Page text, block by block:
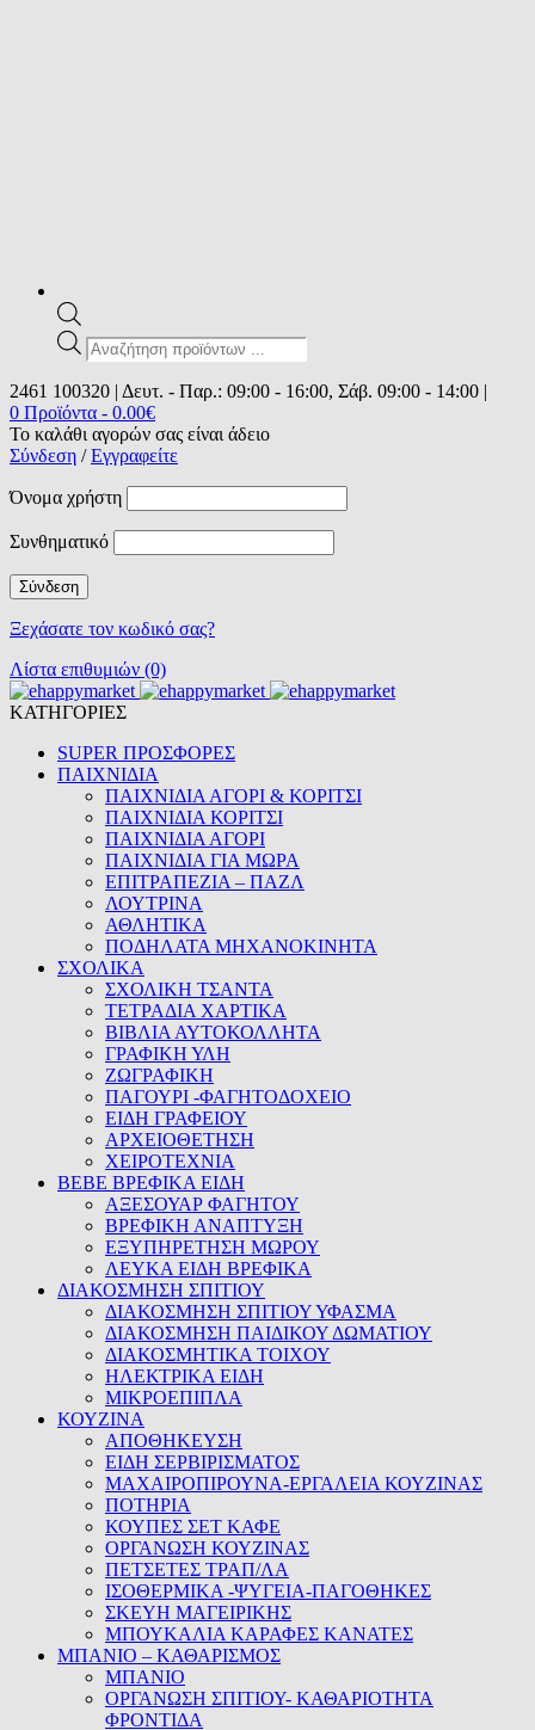
Products
search
2461 100320 | Δευτ. - Παρ.: 09:00 - 16:00, Σάβ. 09:00 - 14:00 |
0 Προϊόντα - 0.00€
Το καλάθι αγορών σας είναι άδειο
Σύνδεση /Εγγραφείτε
Όνομα χρήστη
Συνθηματικό
Ξεχάσατε τον κωδικό σας?
Λίστα επιθυμιών (0)
ΚΑΤΗΓΟΡΙΕΣ
SUPER ΠΡΟΣΦΟΡΕΣ
ΠΑΙΧΝΙΔΙΑ
ΠΑΙΧΝΙΔΙΑ ΑΓΟΡΙ & ΚΟΡΙΤΣΙ
ΠΑΙΧΝΙΔΙΑ ΚΟΡΙΤΣΙ
ΠΑΙΧΝΙΔΙΑ ΑΓΟΡΙ
ΠΑΙΧΝΙΔΙΑ ΓΙΑ ΜΩΡΑ
ΕΠΙΤΡΑΠΕΖΙΑ – ΠΑΖΛ
ΛΟΥΤΡΙΝΑ
ΑΘΛΗΤΙΚΑ
ΠΟΔΗΛΑΤΑ ΜΗΧΑΝΟΚΙΝΗΤΑ
ΣΧΟΛΙΚΑ
ΣΧΟΛΙΚΗ ΤΣΑΝΤΑ
ΤΕΤΡΑΔΙΑ ΧΑΡΤΙΚΑ
ΒΙΒΛΙΑ ΑΥΤΟΚΟΛΛΗΤΑ
ΓΡΑΦΙΚΗ ΥΛΗ
ΖΩΓΡΑΦΙΚΗ
ΠΑΓΟΥΡΙ -ΦΑΓΗΤΟΔΟΧΕΙΟ
ΕΙΔΗ ΓΡΑΦΕΙΟΥ
ΑΡΧΕΙΟΘΕΤΗΣΗ
ΧΕΙΡΟΤΕΧΝΙΑ
BEBE ΒΡΕΦΙΚΑ ΕΙΔΗ
ΑΞΕΣΟΥΑΡ ΦΑΓΗΤΟΥ
ΒΡΕΦΙΚΗ ΑΝΑΠΤΥΞΗ
ΕΞΥΠΗΡΕΤΗΣΗ ΜΩΡΟΥ
ΛΕΥΚΑ ΕΙΔΗ ΒΡΕΦΙΚΑ
ΔΙΑΚΟΣΜΗΣΗ ΣΠΙΤΙΟΥ
ΔΙΑΚΟΣΜΗΣΗ ΣΠΙΤΙΟΥ ΥΦΑΣΜΑ
ΔΙΑΚΟΣΜΗΣΗ ΠΑΙΔΙΚΟΥ ΔΩΜΑΤΙΟΥ
ΔΙΑΚΟΣΜΗΤΙΚΑ ΤΟΙΧΟΥ
ΗΛΕΚΤΡΙΚΑ ΕΙΔΗ
ΜΙΚΡΟΕΠΙΠΛΑ
ΚΟΥΖΙΝΑ
ΑΠΟΘΗΚΕΥΣΗ
ΕΙΔΗ ΣΕΡΒΙΡΙΣΜΑΤΟΣ
ΜΑΧΑΙΡΟΠΙΡΟΥΝΑ-ΕΡΓΑΛΕΙΑ ΚΟΥΖΙΝΑΣ
ΠΟΤΗΡΙΑ
ΚΟΥΠΕΣ ΣΕΤ ΚΑΦΕ
ΟΡΓΑΝΩΣΗ ΚΟΥΖΙΝΑΣ
ΠΕΤΣΕΤΕΣ ΤΡΑΠ/ΛΑ
ΙΣΟΘΕΡΜΙΚΑ -ΨΥΓΕΙΑ-ΠΑΓΟΘΗΚΕΣ
ΣΚΕΥΗ ΜΑΓΕΙΡΙΚΗΣ
ΜΠΟΥΚΑΛΙΑ ΚΑΡΑΦΕΣ ΚΑΝΑΤΕΣ
ΜΠΑΝΙΟ – ΚΑΘΑΡΙΣΜΟΣ
ΜΠΑΝΙΟ
ΟΡΓΑΝΩΣΗ ΣΠΙΤΙΟΥ- ΚΑΘΑΡΙΟΤΗΤΑ
ΦΡΟΝΤΙΔΑ